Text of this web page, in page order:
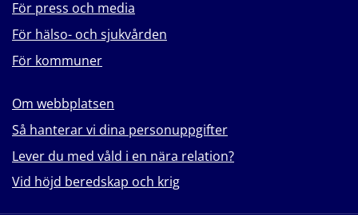
För press och media
För hälso- och sjukvården
För kommuner
Om webbplatsen
Så hanterar vi dina personuppgifter
Lever du med våld i en nära relation?
Vid höjd beredskap och krig